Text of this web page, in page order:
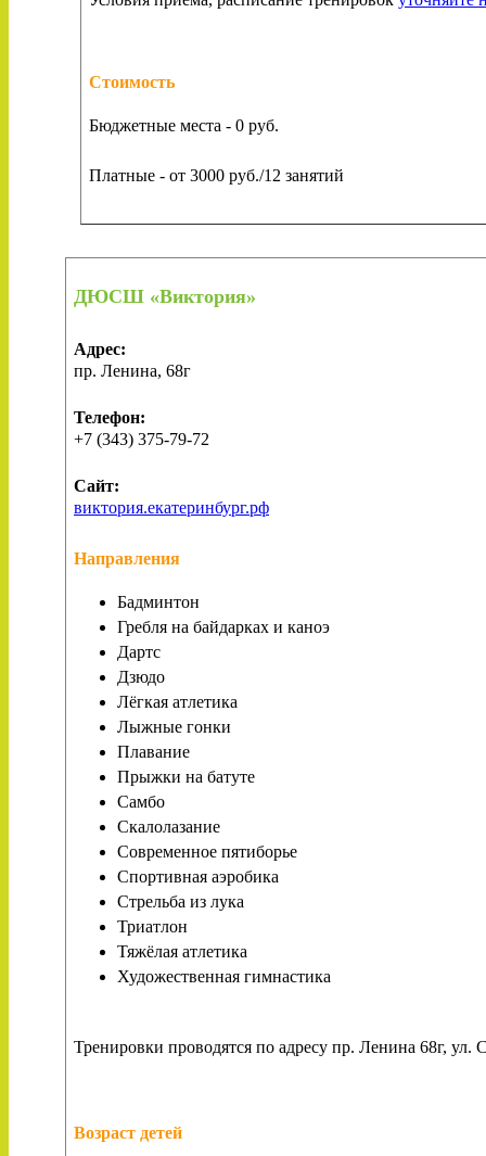
Стоимость
Бюджетные места - 0 руб.
Платные - от 3000 руб./12 занятий
ДЮСШ «Виктория»
Адрес:
пр. Ленина, 68г
Телефон:
+7 (343) 375-79-72
Сайт:
виктория.екатеринбург.рф
Направления
Бадминтон
Гребля на байдарках и каноэ
Дартс
Дзюдо
Лёгкая атлетика
Лыжные гонки
Плавание
Прыжки на батуте
Самбо
Скалолазание
Современное пятиборье
Спортивная аэробика
Стрельба из лука
Триатлон
Тяжёлая атлетика
Художественная гимнастика
Тренировки проводятся по адресу пр. Ленина 68г,
Возраст детей